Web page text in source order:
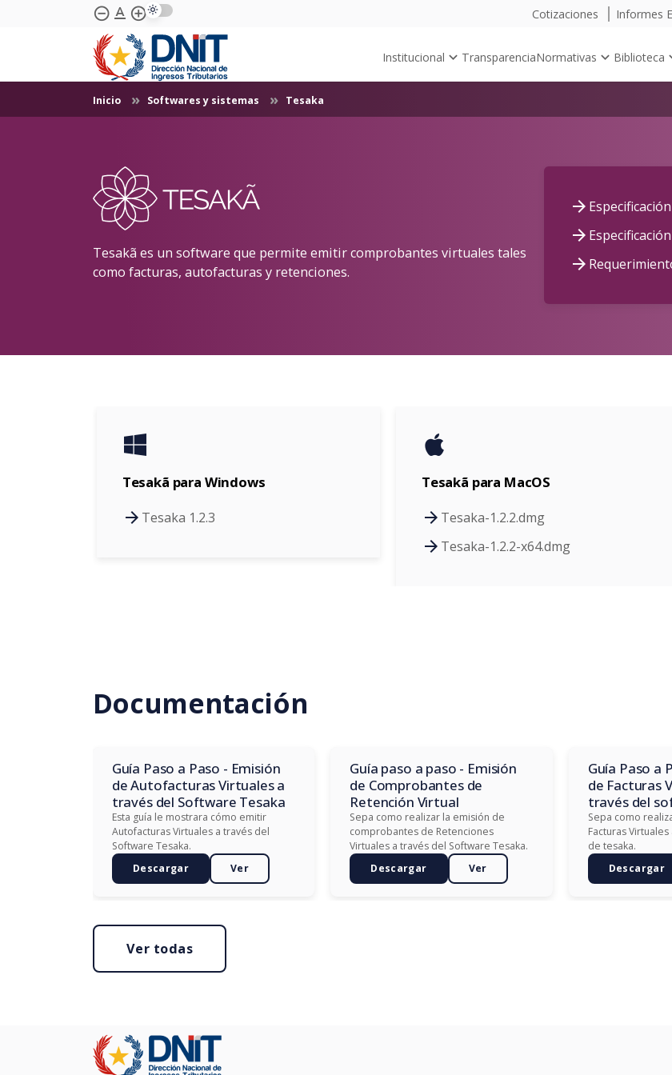
Saltar al contenido principal
remove_circle_outline text_format add_circle_outline Cotizaciones Informes
Institucional TransparenciaNormativas Biblioteca
Inicio Softwares y sistemas Tesaka
Tesakã es un software que permite emitir comprobantes virtuales tales
como facturas, autofacturas y retenciones.
Tesakã para Windows
Tesaka 1.2.3
Tesakã para MacOS
Tesaka-1.2.2.dmg
Tesaka-1.2.2-x64.dmg
Documentación
Guía Paso a Paso - Emisión
de Autofacturas Virtuales a
través del Software Tesaka
Esta guía le mostrara cómo emitir
Autofacturas Virtuales a través del
Software Tesaka.
Descargar
Ver
Guía paso a paso - Emisión
de Comprobantes de
Retención Virtual
Sepa como realizar la emisión de
comprobantes de Retenciones
Virtuales a través del Software Tesaka.
Descargar
Ver
Guía Paso a
de Facturas
través del
tesaka
Sepa como
Facturas
de tesaka.
Descargar
Ver todas